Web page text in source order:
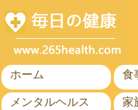
ホーム
食
メンタルヘルス
家